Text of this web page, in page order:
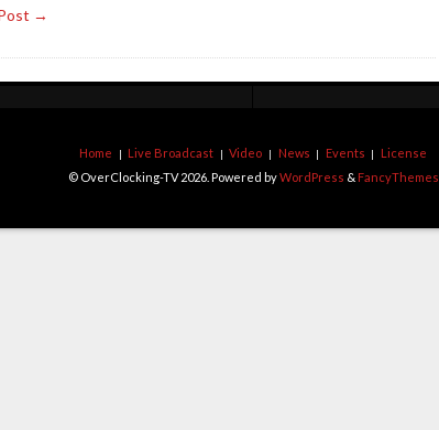
→
Home Live Broadcast Video News Events
License
© OverClocking-TV 2026. Powered byWordPress & FancyThemes